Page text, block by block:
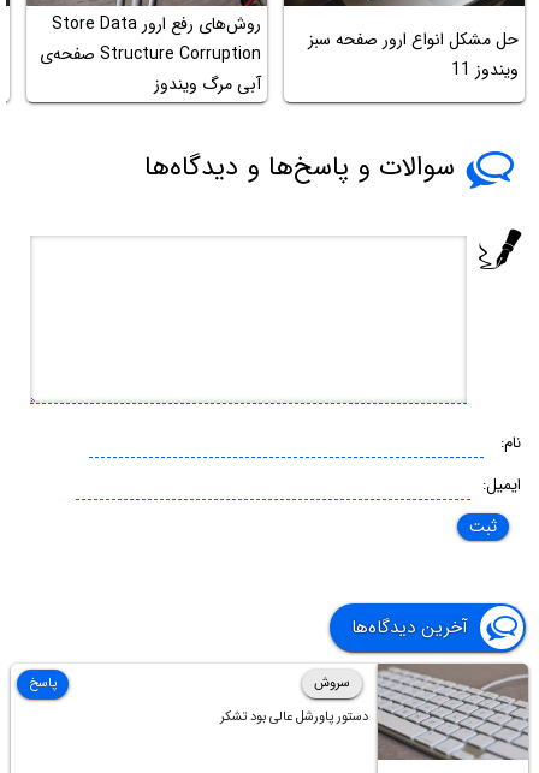
حل مشکل انواع ارور صفحه سبز
ویندوز 11
روش‌های رفع ارور Store Data
Struc­ture Cor­rup­tion صفحه‌ی
آبی مرگ ویندوز
سوالات و پاسخ‌ها و دیدگاه‌ها
نام:
ایمیل:
آخرین دیدگاه‌ها
سروش
دستور پاورشل عالی بود تشکر
پاسخ